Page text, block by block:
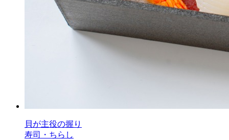
貝が主役の握り
寿司・ちらし